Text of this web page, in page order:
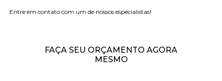
Entre em contato com um de nossos especialistas!
FAÇA SEU ORÇAMENTO AGORA
MESMO